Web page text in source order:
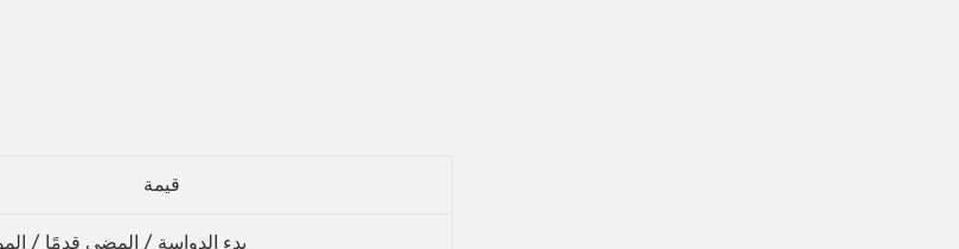
قيمة
بدء الدواسة / المضي قدمًا /